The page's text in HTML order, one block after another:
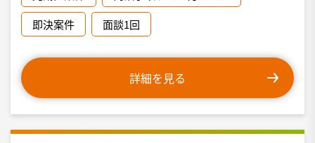
即決案件 面談1回
詳細を見る